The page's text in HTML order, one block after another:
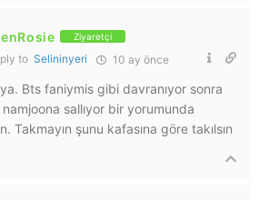
Ziyaretçi
to Selininyeri 10 ay önce
Bts faniymis gibi davranıyor sonra
sallıyor bir yorumunda
Takmayın şunu kafasına göre takılsın